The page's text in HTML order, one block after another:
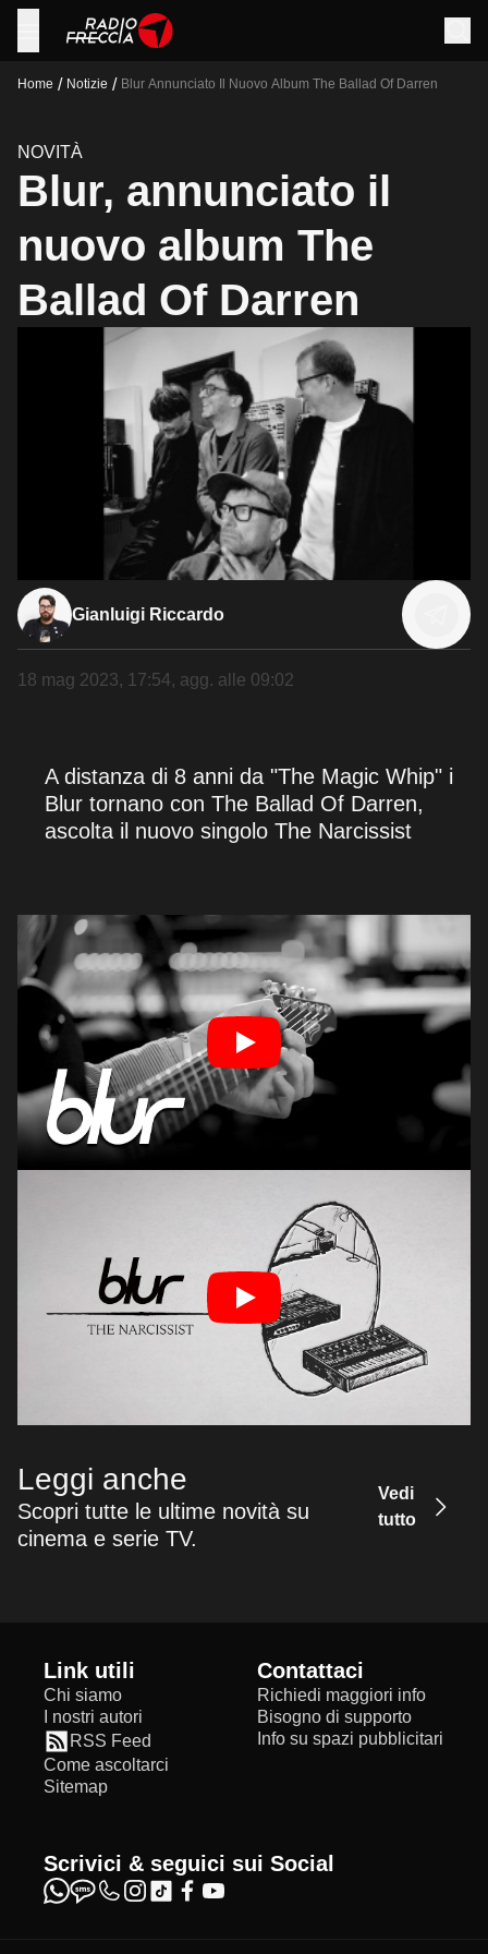
Home / Notizie / Blur Annunciato Il Nuovo Album The Ballad Of Darren
NOVITÀ
Blur, annunciato il
nuovo album The
Ballad Of Darren
Gianluigi Riccardo
18 mag 2023, 17:54, agg. alle 09:02
A distanza di 8 anni da "The Magic Whip" i
Blur tornano con The Ballad Of Darren,
ascolta il nuovo singolo The Narcissist
Leggi anche
Scopri tutte le ultime novità su
cinema e serie TV.
Vedi
tutto
Link utili
Chi siamo
I nostri autori
RSS Feed
Come ascoltarci
Sitemap
Contattaci
Richiedi maggiori info
Bisogno di supporto
Info su spazi pubblicitari
Scrivici & seguici sui Social